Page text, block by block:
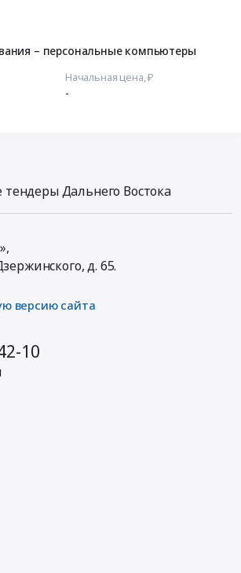
– персональные компьютеры
Начальная цена, ₽
-
Дальнего Востока
д. 65.
версию сайта
10